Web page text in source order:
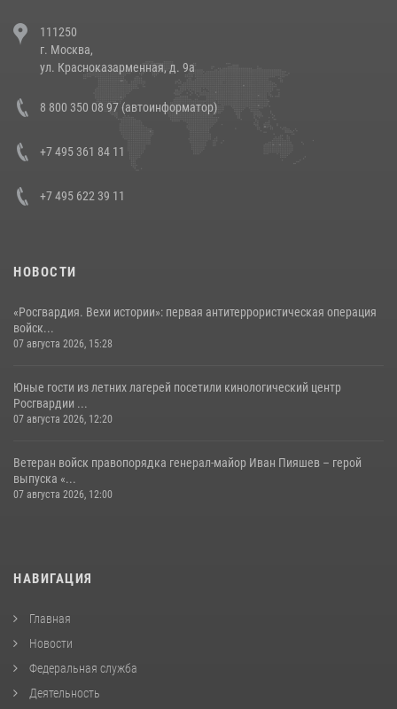
напавших на бригаду скорой помощи (видео)
14 июля 2026, 12:20
В Росгвардии прошла военно-научная конференция по обобщению
боевого опыта
111250
г. Москва,
ул. Красноказарменная, д. 9а
8 800 350 08 97 (автоинформатор)
+7 495 361 84 11
+7 495 622 39 11
НОВОСТИ
«Росгвардия. Вехи истории»: первая антитеррористическая операция
войск...
07 августа 2026, 15:28
Юные гости из летних лагерей посетили кинологический центр
Росгвардии ...
07 августа 2026, 12:20
Ветеран войск правопорядка генерал-майор Иван Пияшев – герой
выпуска «...
07 августа 2026, 12:00
НАВИГАЦИЯ
Главная
Новости
Федеральная служба
Деятельность